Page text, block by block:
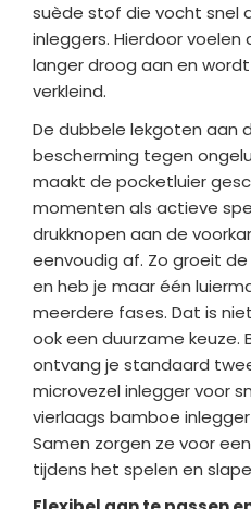
suède stof die vocht snel
inleggers. Hierdoor voelen
langer droog aan en
verkleind.
De dubbele lekgoten aan
bescherming tegen
maakt de pocketluier
momenten als actieve
drukknopen aan de
eenvoudig af. Zo groeit
en heb je maar één
meerdere fases. Dat is
ook een duurzame keuze.
ontvang je standaard
microvezel inlegger voor
vierlaags bamboe
Samen zorgen ze voor
tijdens het spelen en